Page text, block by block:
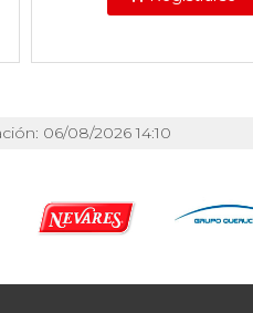
06/08/2026 14:10